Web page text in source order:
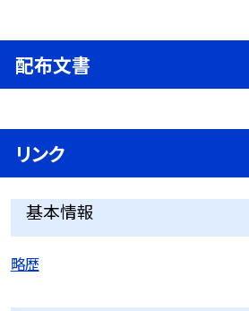
配布文書
リンク
基本情報
略歴